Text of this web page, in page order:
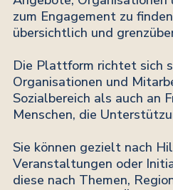
zum Engagement zu
übersichtlich und
Die Plattform richtet sich
Organisationen und
Sozialbereich als auch an
Menschen, die
Sie können gezielt nach
Veranstaltungen oder
diese nach Themen,